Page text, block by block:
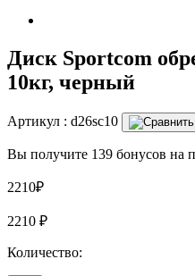
Диск Sportcom
10кг, черный
Артикул : d26sc10
Вы получите 139 бонусов на
2210₽
2210 ₽
Количество: